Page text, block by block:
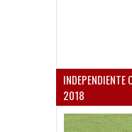
INDEPENDIENTE
2018